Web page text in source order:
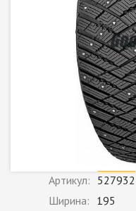
Артикул: 527932
Ширина: 195